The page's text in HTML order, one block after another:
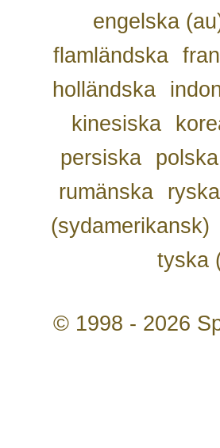
engelska
flamländska
holländska
kinesiska
persiska
polska
rumänska
ryska
(sydamerikansk)
tyska
© 1998 - 2026